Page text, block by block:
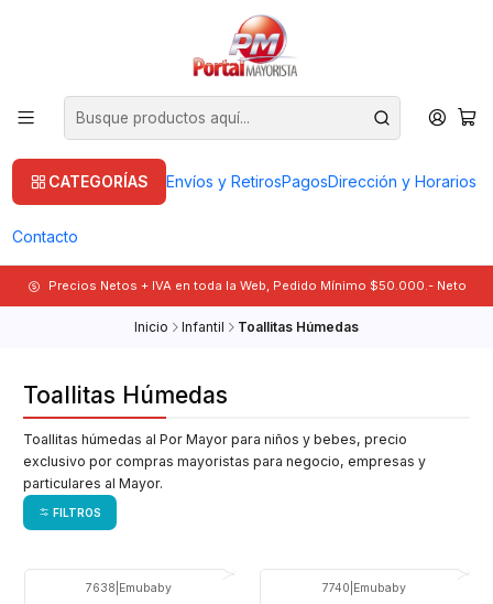
CATEGORÍAS Envíos y RetirosPagosDirección y Horarios
Contacto
Precios Netos + IVA en toda la Web, Pedido Mínimo $50.000.- Neto
Inicio Infantil Toallitas Húmedas
Toallitas Húmedas
Toallitas húmedas al Por Mayor para niños y bebes, precio
exclusivo por compras mayoristas para negocio, empresas y
particulares al Mayor.
FILTROS
7638 Emubaby 7740 Emubaby